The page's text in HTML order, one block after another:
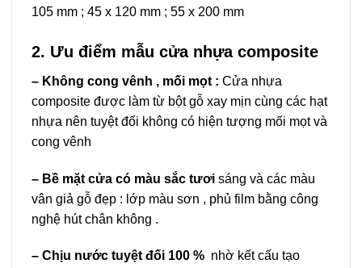
105 mm ; 45 x 120 mm ; 55 x 200 mm
2. Ưu điểm mẫu cửa nhựa composite
– Không cong vênh , mối mọt : Cửa nhựa
composite được làm từ bột gỗ xay mịn cùng các hạt
nhựa nên tuyệt đối không có hiện tượng mối mọt và
cong vênh
– Bề mặt cửa có màu sắc tươi sáng và các màu
vân giả gỗ đẹp : lớp màu sơn , phủ film bằng công
nghệ hút chân không .
– Chịu nước tuyệt đối 100 % nhờ kết cấu tạo